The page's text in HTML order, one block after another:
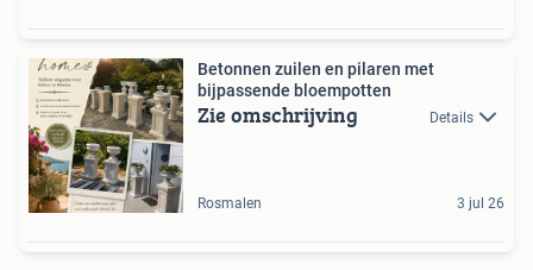
Betonnen zuilen en pilaren met
bijpassende bloempotten
Zie omschrijving Details
Rosmalen 3 jul 26